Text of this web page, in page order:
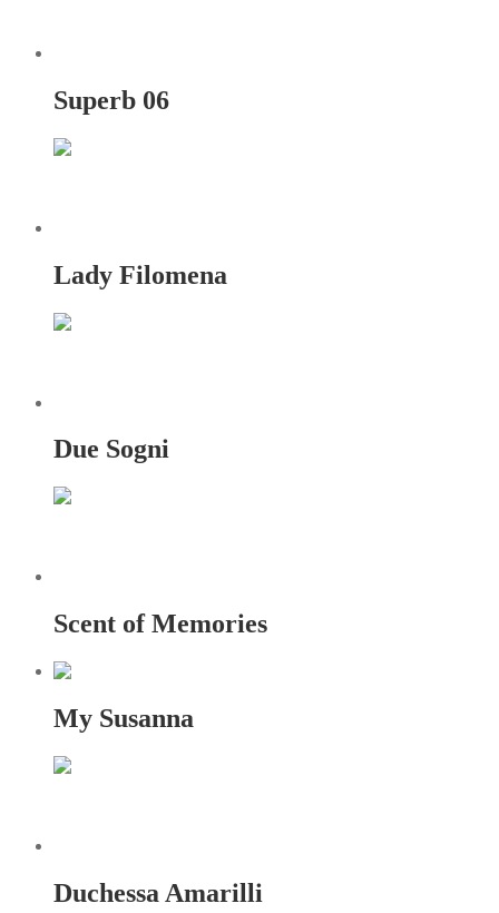
Superb 06
Lady Filomena
Due Sogni
Scent of Memories
My Susanna
Duchessa Amarilli